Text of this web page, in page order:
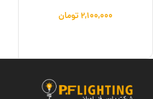
۲,۱۰۰,۰۰۰تومان